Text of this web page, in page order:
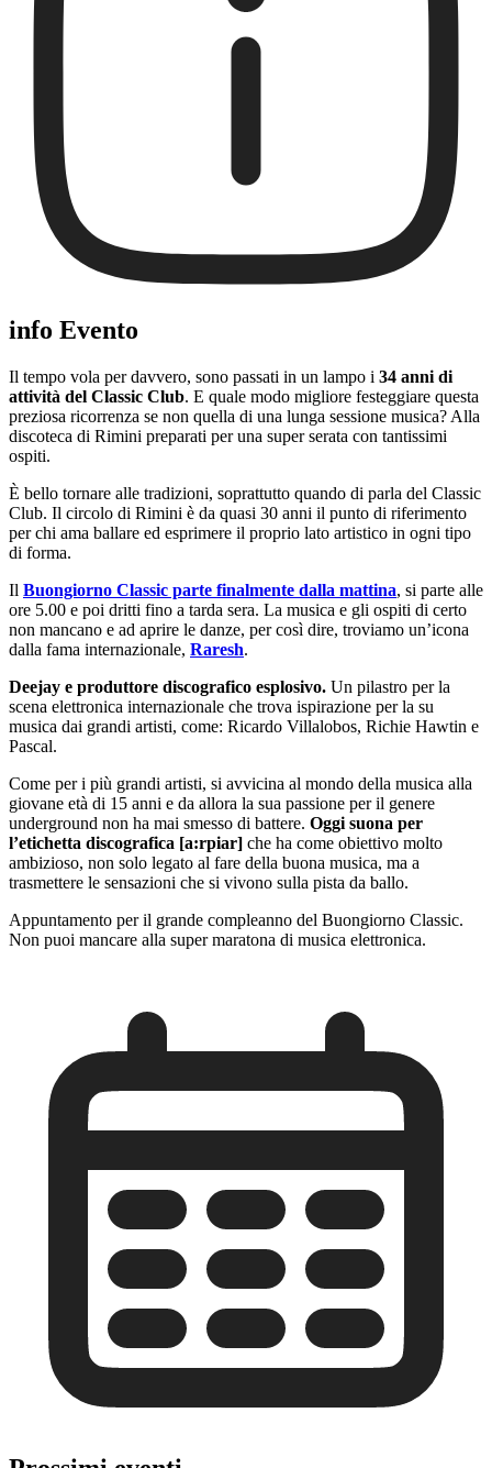
info Evento
Il tempo vola per davvero, sono passati in un lampo i 34 anni di
attività del Classic Club. E quale modo migliore festeggiare questa
preziosa ricorrenza se non quella di una lunga sessione musica? Alla
discoteca di Rimini preparati per una super serata con tantissimi
ospiti.
È bello tornare alle tradizioni, soprattutto quando di parla del Classic
Club. Il circolo di Rimini è da quasi 30 anni il punto di riferimento
per chi ama ballare ed esprimere il proprio lato artistico in ogni tipo
di forma.
Il Buongiorno Classic parte finalmente dalla mattina, si parte alle
ore 5.00 e poi dritti fino a tarda sera. La musica e gli ospiti di certo
non mancano e ad aprire le danze, per così dire, troviamo un’icona
dalla fama internazionale, Raresh.
Deejay e produttore discografico esplosivo. Un pilastro per la
scena elettronica internazionale che trova ispirazione per la su
musica dai grandi artisti, come: Ricardo Villalobos, Richie Hawtin e
Pascal.
Come per i più grandi artisti, si avvicina al mondo della musica alla
giovane età di 15 anni e da allora la sua passione per il genere
underground non ha mai smesso di battere. Oggi suona per
l’etichetta discografica [a:rpiar] che ha come obiettivo molto
ambizioso, non solo legato al fare della buona musica, ma a
trasmettere le sensazioni che si vivono sulla pista da ballo.
Appuntamento per il grande compleanno del Buongiorno Classic.
Non puoi mancare alla super maratona di musica elettronica.